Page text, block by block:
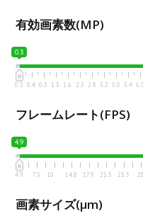
有効画素数(MP)
0.3
0.3 0.4 0.5 1.3 1.6 2.3 2.8 3.2 5.0 5.4 6.3
フレームレート(FPS)
4.9
4.9 7.5 10 14.8 17.9 21.5 23.5 28
画素サイズ(μm)